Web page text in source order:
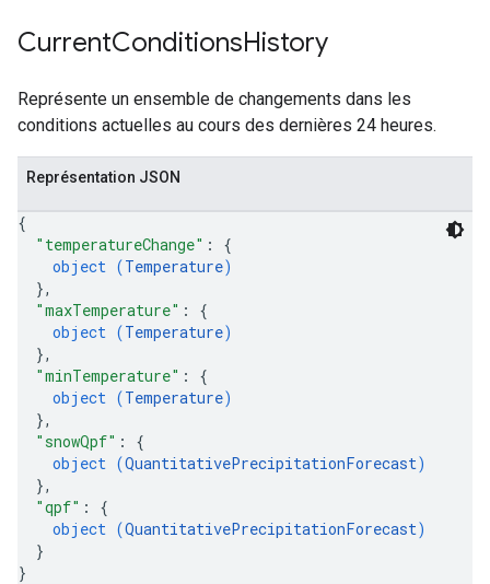
CurrentConditionsHistory
Représente un ensemble de changements dans les
conditions actuelles au cours des dernières 24 heures.
Représentation JSON
{
"temperatureChange" : {
object (Temperature)
},
"maxTemperature" : {
object (Temperature)
},
"minTemperature" : {
object (Temperature)
},
"snowQpf" : {
object (QuantitativePrecipitationForecast)
},
"qpf" : {
object (QuantitativePrecipitationForecast)
}
}